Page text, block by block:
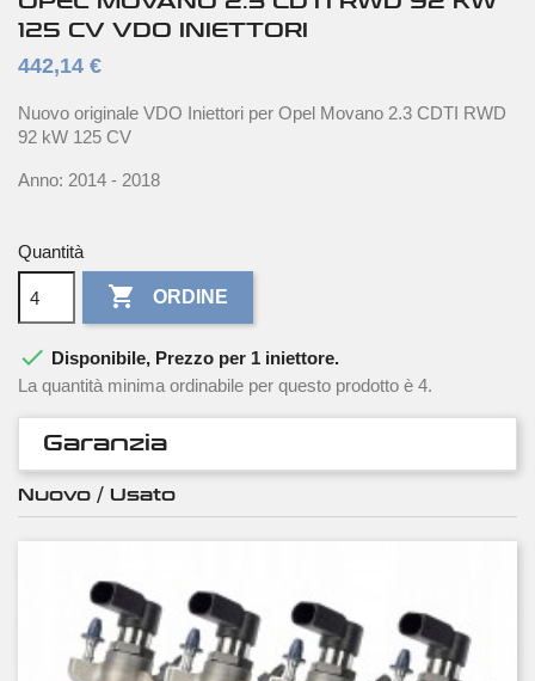
125 CV VDO INIETTORI
442,14 €
Nuovo originale VDO Iniettori per Opel Movano 2.3 CDTI RWD
92 kW 125 CV
Anno: 2014 - 2018
Quantità
 ORDINE
 Disponibile, Prezzo per 1 iniettore.
La quantità minima ordinabile per questo prodotto è 4.
Garanzia
Nuovo / Usato